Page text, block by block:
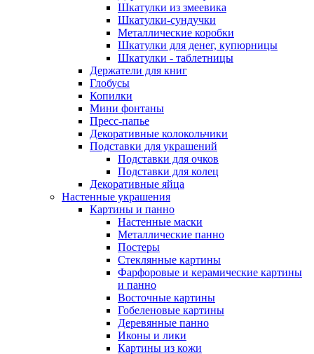
Шкатулки из змеевика
Шкатулки-сундучки
Металлические коробки
Шкатулки для денег, купюрницы
Шкатулки - таблетницы
Держатели для книг
Глобусы
Копилки
Мини фонтаны
Пресс-папье
Декоративные колокольчики
Подставки для украшений
Подставки для очков
Подставки для колец
Декоративные яйца
Настенные украшения
Картины и панно
Настенные маски
Металлические панно
Постеры
Стеклянные картины
Фарфоровые и керамические картины
и панно
Восточные картины
Гобеленовые картины
Деревянные панно
Иконы и лики
Картины из кожи